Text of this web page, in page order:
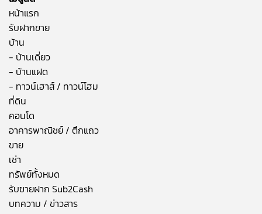
หน้าแรก
รับฝากขาย
บ้าน
- บ้านเดี่ยว
- บ้านแฝด
- ทาวน์เฮาส์ / ทาวน์โฮม
ที่ดิน
คอนโด
อาคารพาณิชย์ / ตึกแถว
ขาย
เช่า
ทรัพย์ทั้งหมด
รับขายฝาก Sub2Cash
บทความ / ข่าวสาร